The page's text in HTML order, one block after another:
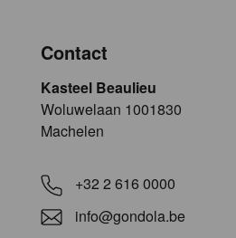
Contact
Kasteel Beaulieu
​​​Woluwelaan 1001830
Machelen
+32 2 616 0000
info@gondola.be